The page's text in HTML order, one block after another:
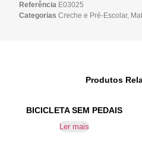
Referência E03025
Categorias Creche e Pré-Escolar,
Produtos
BICICLETA SEM PEDAIS
Ler mais